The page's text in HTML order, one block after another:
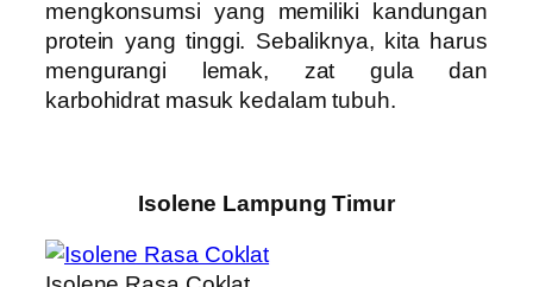
mengkonsumsi yang memiliki kandungan
protein yang tinggi. Sebaliknya, kita harus
mengurangi lemak, zat gula dan
karbohidrat masuk kedalam tubuh.
Isolene Lampung Timur